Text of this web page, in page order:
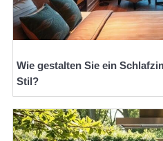
Wie gestalten Sie ein
Stil?